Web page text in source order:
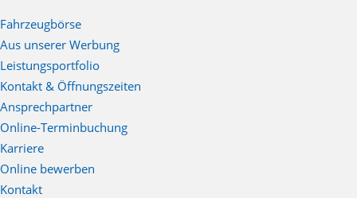
Fahrzeugbörse
Aus unserer Werbung
Leistungsportfolio
Kontakt & Öffnungszeiten
Ansprechpartner
Online-Terminbuchung
Karriere
Online bewerben
Kontakt